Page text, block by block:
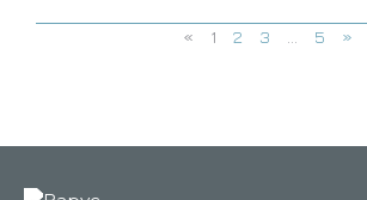
« 1 2 3 5 »